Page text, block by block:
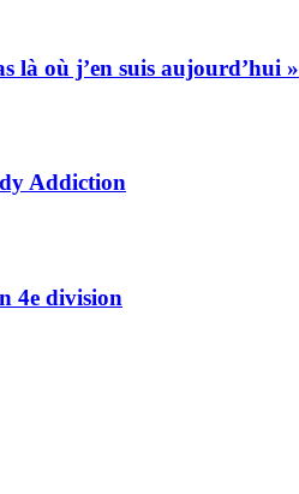
là où j’en suis aujourd’hui »
Addiction
4e division